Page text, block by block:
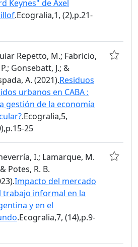
Keynes" de Axel
.Ecogralia,1, (2),p.21-
Repetto, M.; Fabricio,
Gonsebatt, J.; &
A. (2021).Residuos
urbanos en CABA :
gestión de la economía
.Ecogralia,5,
25
I.; Lamarque, M.
Potes, R. B.
Impacto del mercado
trabajo informal en la
y en el
.Ecogralia,7, (14),p.9-